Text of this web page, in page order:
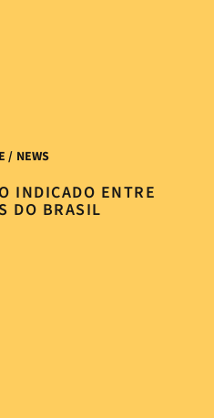
/ NEWS
INDICADO ENTRE
DO BRASIL